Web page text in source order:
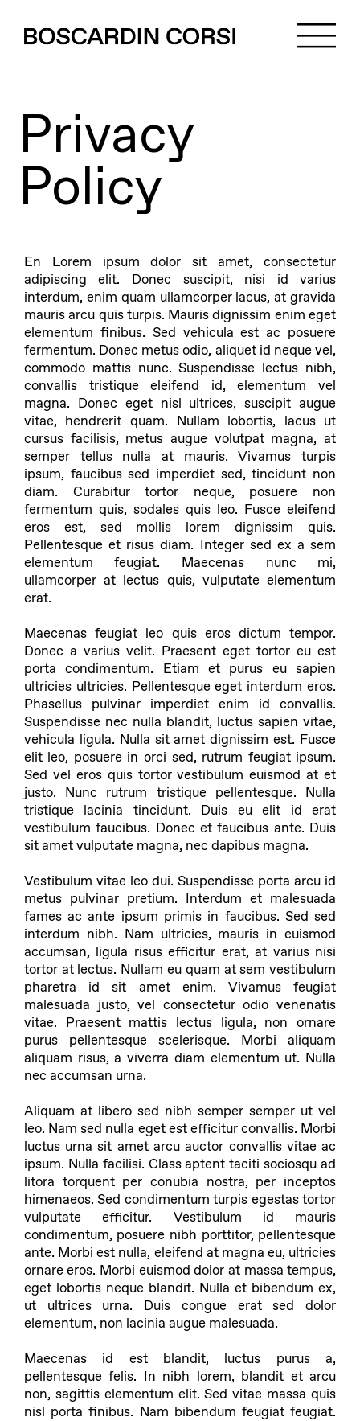
Privacy
Policy
En Lorem ipsum dolor sit amet, consectetur
adipiscing elit. Donec suscipit, nisi id varius
interdum, enim quam ullamcorper lacus, at gravida
mauris arcu quis turpis. Mauris dignissim enim eget
elementum finibus. Sed vehicula est ac posuere
fermentum. Donec metus odio, aliquet id neque vel,
commodo mattis nunc. Suspendisse lectus nibh,
convallis tristique eleifend id, elementum vel
magna. Donec eget nisl ultrices, suscipit augue
vitae, hendrerit quam. Nullam lobortis, lacus ut
cursus facilisis, metus augue volutpat magna, at
semper tellus nulla at mauris. Vivamus turpis
ipsum, faucibus sed imperdiet sed, tincidunt non
diam. Curabitur tortor neque, posuere non
fermentum quis, sodales quis leo. Fusce eleifend
eros est, sed mollis lorem dignissim quis.
Pellentesque et risus diam. Integer sed ex a sem
elementum feugiat. Maecenas nunc mi,
ullamcorper at lectus quis, vulputate elementum
erat.
Maecenas feugiat leo quis eros dictum tempor.
Donec a varius velit. Praesent eget tortor eu est
porta condimentum. Etiam et purus eu sapien
ultricies ultricies. Pellentesque eget interdum eros.
Phasellus pulvinar imperdiet enim id convallis.
Suspendisse nec nulla blandit, luctus sapien vitae,
vehicula ligula. Nulla sit amet dignissim est. Fusce
elit leo, posuere in orci sed, rutrum feugiat ipsum.
Sed vel eros quis tortor vestibulum euismod at et
justo. Nunc rutrum tristique pellentesque. Nulla
tristique lacinia tincidunt. Duis eu elit id erat
vestibulum faucibus. Donec et faucibus ante. Duis
sit amet vulputate magna, nec dapibus magna.
Vestibulum vitae leo dui. Suspendisse porta arcu id
metus pulvinar pretium. Interdum et malesuada
fames ac ante ipsum primis in faucibus. Sed sed
interdum nibh. Nam ultricies, mauris in euismod
accumsan, ligula risus efficitur erat, at varius nisi
tortor at lectus. Nullam eu quam at sem vestibulum
pharetra id sit amet enim. Vivamus feugiat
malesuada justo, vel consectetur odio venenatis
vitae. Praesent mattis lectus ligula, non ornare
purus pellentesque scelerisque. Morbi aliquam
aliquam risus, a viverra diam elementum ut. Nulla
nec accumsan urna.
Aliquam at libero sed nibh semper semper ut vel
leo. Nam sed nulla eget est efficitur convallis. Morbi
luctus urna sit amet arcu auctor convallis vitae ac
ipsum. Nulla facilisi. Class aptent taciti sociosqu ad
litora torquent per conubia nostra, per inceptos
himenaeos. Sed condimentum turpis egestas tortor
vulputate efficitur. Vestibulum id mauris
condimentum, posuere nibh porttitor, pellentesque
ante. Morbi est nulla, eleifend at magna eu, ultricies
ornare eros. Morbi euismod dolor at massa tempus,
eget lobortis neque blandit. Nulla et bibendum ex,
ut ultrices urna. Duis congue erat sed dolor
elementum, non lacinia augue malesuada.
Maecenas id est blandit, luctus purus a,
pellentesque felis. In nibh lorem, blandit et arcu
non, sagittis elementum elit. Sed vitae massa quis
nisl porta finibus. Nam bibendum feugiat feugiat.